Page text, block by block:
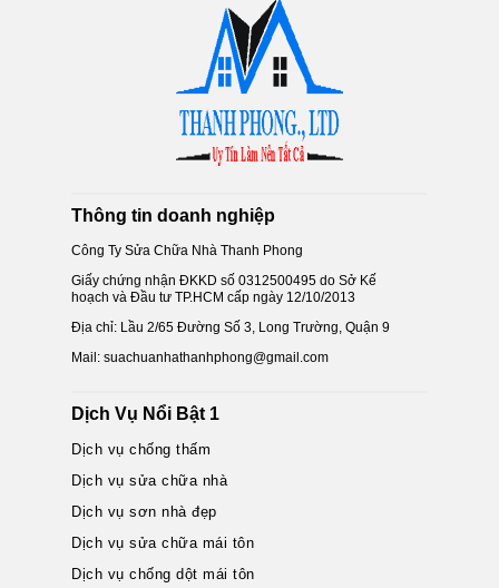
Thông tin doanh nghiệp
Công Ty Sửa Chữa Nhà Thanh Phong
Giấy chứng nhận ĐKKD số 0312500495 do Sở Kế
hoạch và Đầu tư TP.HCM cấp ngày 12/10/2013
Địa chỉ: Lầu 2/65 Đường Số 3, Long Trường, Quận 9
Mail: suachuanhathanhphong@gmail.com
Dịch Vụ Nổi Bật 1
Dịch vụ chống thấm
Dịch vụ sửa chữa nhà
Dịch vụ sơn nhà đẹp
Dịch vụ sửa chữa mái tôn
Dịch vụ chống dột mái tôn